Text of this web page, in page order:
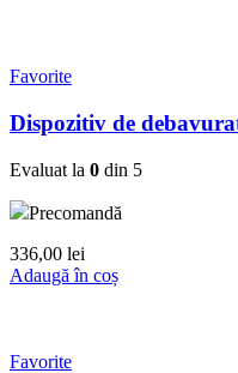
Favorite
Dispozitiv de
Evaluat la 0 din 5
Precomandă
336,00 lei
Adaugă în coș
Favorite